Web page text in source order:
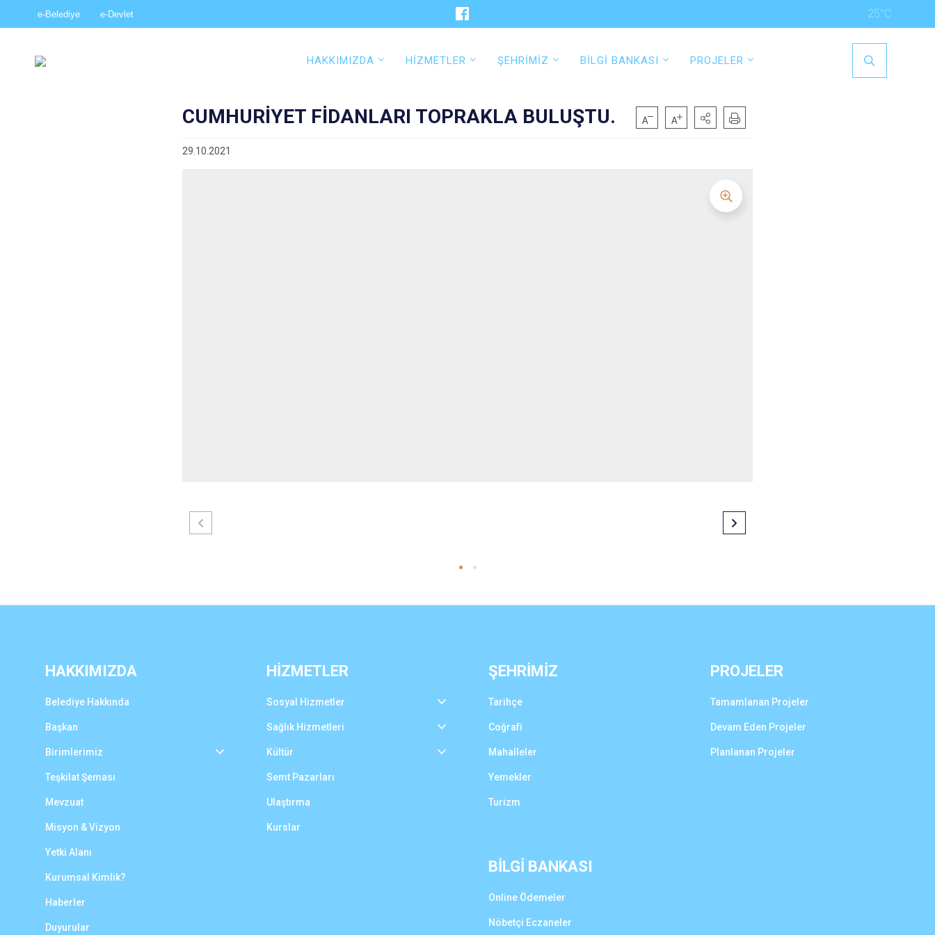
e-Belediye e-Devlet 25°C
HAKKIMIZDA HİZMETLER ŞEHRİMİZ BİLGİ BANKASI PROJELER
CUMHURİYET FİDANLARI TOPRAKLA BULUŞTU.
29.10.2021
HAKKIMIZDA
Belediye Hakkında
Başkan
Birimlerimiz
Teşkilat Şeması
Mevzuat
Misyon & Vizyon
Yetki Alanı
Kurumsal Kimlik?
Haberler
Duyurular
HİZMETLER
Sosyal Hizmetler
Sağlık Hizmetleri
Kültür
Semt Pazarları
Ulaştırma
Kurslar
ŞEHRİMİZ
Tarihçe
Coğrafi
Mahalleler
Yemekler
Turizm
BİLGİ BANKASI
Online Ödemeler
Nöbetçi Eczaneler
PROJELER
Tamamlanan Projeler
Devam Eden Projeler
Planlanan Projeler